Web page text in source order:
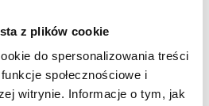
z plików cookie
do spersonalizowania treści
społecznościowe i
witrynie. Informacje o tym, jak
pierwszej połowie 2024 roku
swoich produktów